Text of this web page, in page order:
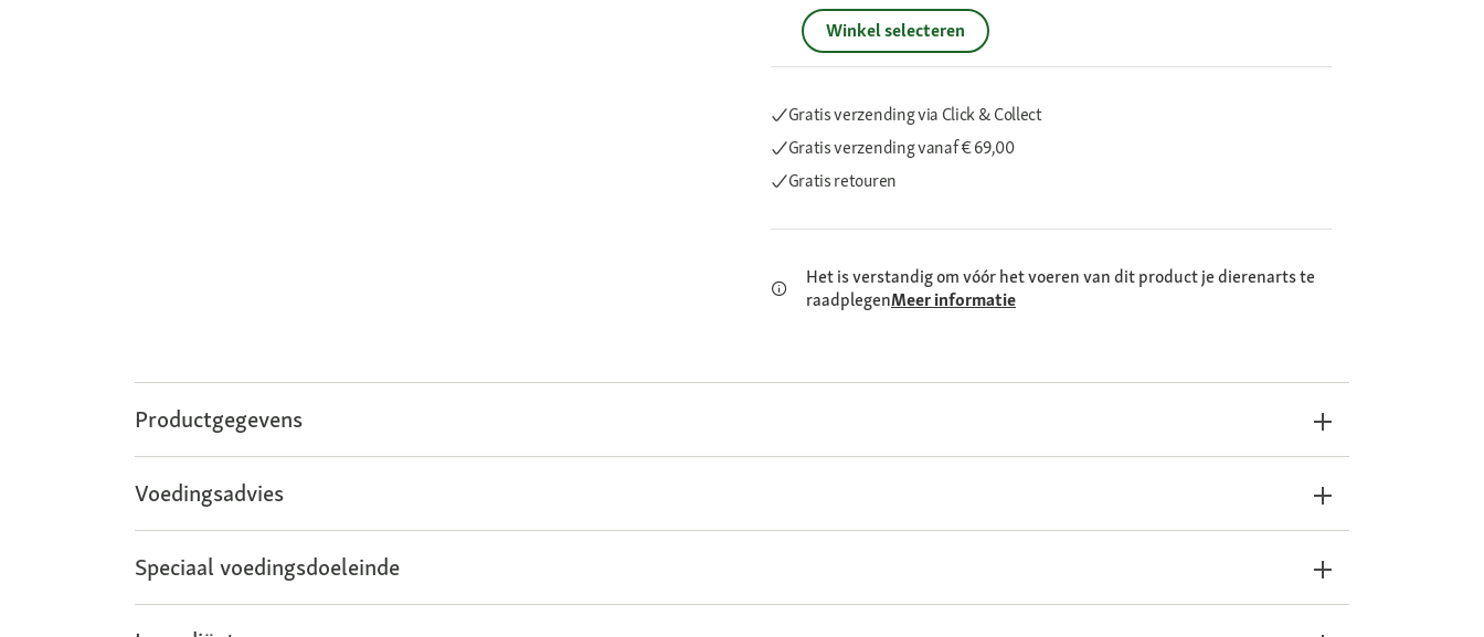
Winkel selecteren
Gratis verzending via Click & Collect
Gratis verzendingvanaf € 69,00
Gratis retouren
Het is verstandig om vóór het voeren van dit product je dierenarts te
raadplegenMeer informatie
Productgegevens
Voedingsadvies
Speciaal voedingsdoeleinde